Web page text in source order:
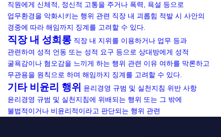
직원에게 신체적, 정신적 고통을 주거나 폭력, 욕설 등으로
업무환경을 악화시키는 행위 관련 직장 내 괴롭힘 적발 시 사안의
경중에 따라 해임까지 징계를 고려할 수 있다.
직장 내 성희롱 직장 내 지위를 이용하거나 업무 등과
관련하여 성적 언동 또는 성적 요구 등으로 상대방에게 성적
굴욕감이나 혐오감을 느끼게 하는 행위 관련 이유 여하를 막론하고
무관용을 원칙으로 하며 해임까지 징계를 고려할 수 있다.
기타 비윤리 행위 윤리경영 규범 및 실천지침 위반 사항
윤리경영 규범 및 실천지침에 위배되는 행위 또는 그 밖에
불법적이거나 비윤리적이라고 판단되는 행위 관련